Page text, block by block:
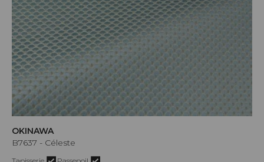
OKINAWA
B7637 - Céleste